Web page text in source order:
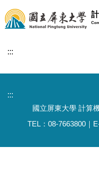
跳
到
主
內
:::
:::
國立屏東大學 計算
TEL：08-7663800｜